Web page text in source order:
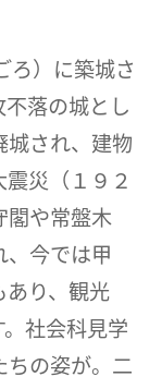
ろ）に築城さ
落の城とし
城され、建物
災（１９２
閣や常盤木
今では甲
あり、観光
社会科見学
ちの姿が。二